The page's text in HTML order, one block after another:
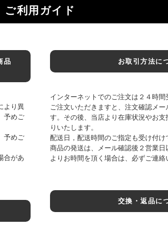
ご利用ガイド
品
より異
予めご
予めご
合があ
お取引方法に
インターネットでのご注文は２４時間
ご注文いただきますと、注文確認メー
す。その後、当店より在庫状況やお
りいたします。
配送日，配送時間のご指定も受け付け
商品の発送は、メール確認後２営業
よりお時間を頂く場合は、必ずご連絡
交換・返品に